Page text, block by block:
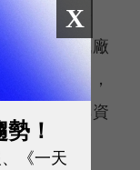
執行夥伴
。政府要找廠
保險費」，
夠有周轉資
X
！
《一天